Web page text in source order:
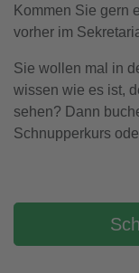
Kommen Sie gern
vorher im
Sie wollen mal in
wissen wie es ist,
sehen? Dann
Schnupperkurs